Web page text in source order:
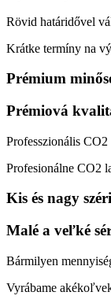
Rövid határidővel
Krátke termíny na
Prémium
Prémiová
Professzionális
Profesionálne CO2
Kis és nagy
Malé a veľké
Bármilyen
Vyrábame